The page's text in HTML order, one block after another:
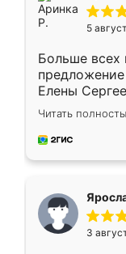
5
Больше всех
Елены
короткие
для замера
предложил
Читать
3